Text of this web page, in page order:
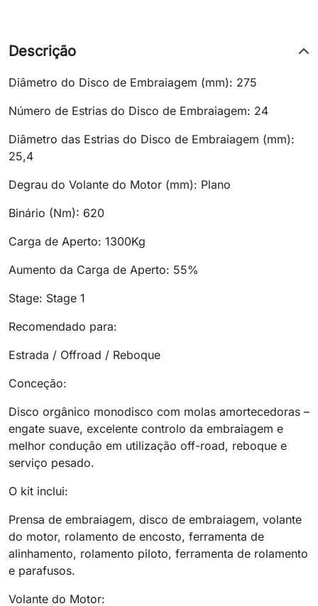
Descrição
Diâmetro do Disco de Embraiagem (mm): 275
Número de Estrias do Disco de Embraiagem: 24
Diâmetro das Estrias do Disco de Embraiagem (mm):
25,4
Degrau do Volante do Motor (mm): Plano
Binário (Nm): 620
Carga de Aperto: 1300Kg
Aumento da Carga de Aperto: 55%
Stage: Stage 1
Recomendado para:
Estrada / Offroad / Reboque
Conceção:
Disco orgânico monodisco com molas amortecedoras –
engate suave, excelente controlo da embraiagem e
melhor condução em utilização off-road, reboque e
serviço pesado.
O kit inclui:
Prensa de embraiagem, disco de embraiagem, volante
do motor, rolamento de encosto, ferramenta de
alinhamento, rolamento piloto, ferramenta de rolamento
e parafusos.
Volante do Motor: